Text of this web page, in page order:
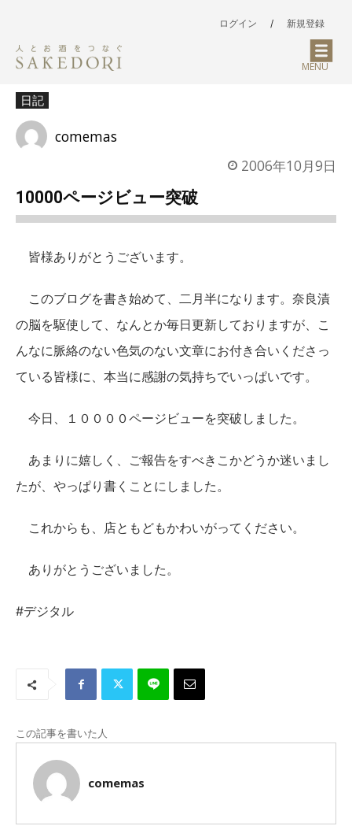
ログイン / 新規登録
MENU
日記
comemas
2006年10月9日
10000ページビュー突破
皆様ありがとうございます。
このブログを書き始めて、二月半になります。奈良漬
の脳を駆使して、なんとか毎日更新しておりますが、こ
んなに脈絡のない色気のない文章にお付き合いくださっ
ている皆様に、本当に感謝の気持ちでいっぱいです。
今日、１００００ページビューを突破しました。
あまりに嬉しく、ご報告をすべきこかどうか迷いまし
たが、やっぱり書くことにしました。
これからも、店ともどもかわいがってください。
ありがとうございました。
#デジタル
この記事を書いた人
comemas